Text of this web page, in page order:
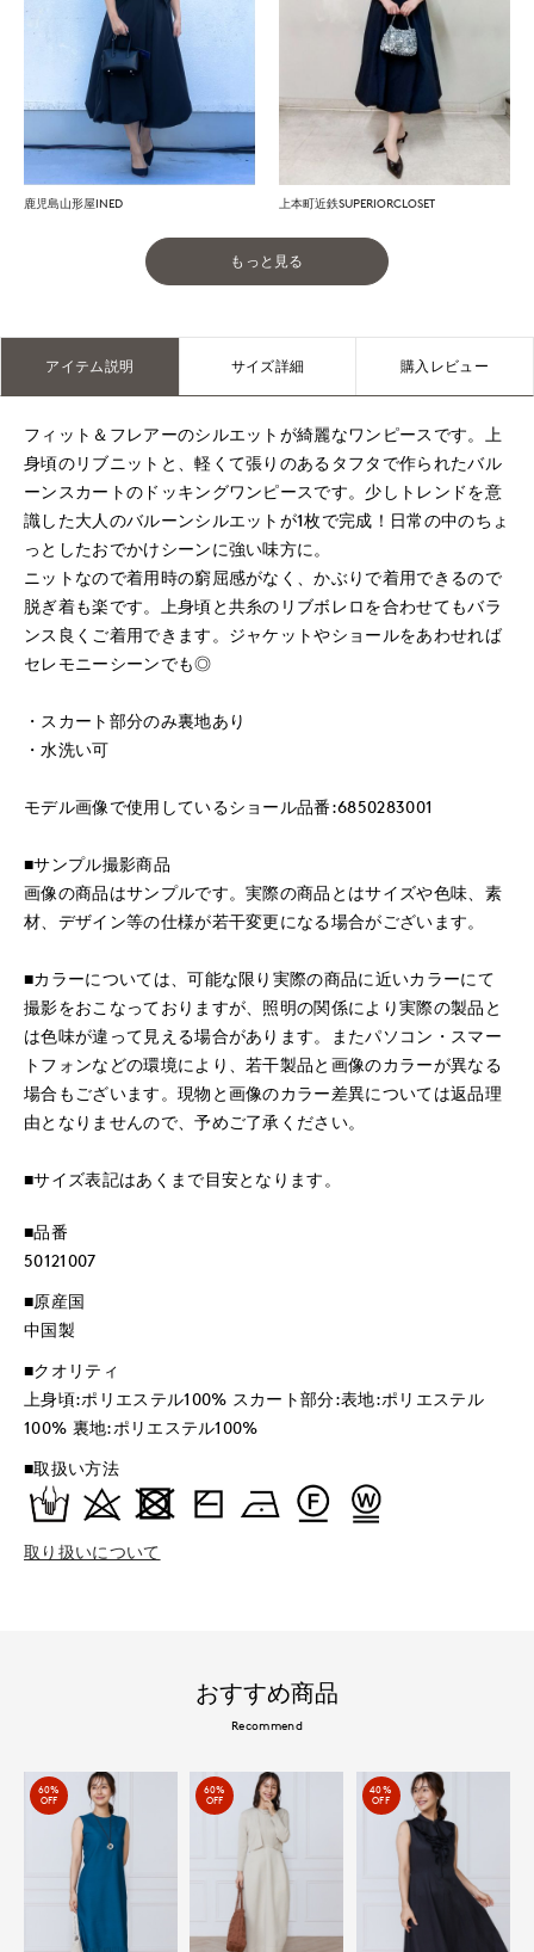
鹿児島山形屋INED 上本町近鉄SUPERIORCLOSET
もっと見る
アイテム説明 サイズ詳細 購入レビュー
フィット＆フレアーのシルエットが綺麗なワンピースです。上
身頃のリブニットと、軽くて張りのあるタフタで作られたバル
ーンスカートのドッキングワンピースです。少しトレンドを意
識した大人のバルーンシルエットが1枚で完成！日常の中のちょ
っとしたおでかけシーンに強い味方に。
ニットなので着用時の窮屈感がなく、かぶりで着用できるので
脱ぎ着も楽です。上身頃と共糸のリブボレロを合わせてもバラ
ンス良くご着用できます。ジャケットやショールをあわせれば
セレモニーシーンでも◎
・スカート部分のみ裏地あり
・水洗い可
モデル画像で使用しているショール品番:6850283001
■サンプル撮影商品
画像の商品はサンプルです。実際の商品とはサイズや色味、素
材、デザイン等の仕様が若干変更になる場合がございます。
■カラーについては、可能な限り実際の商品に近いカラーにて
撮影をおこなっておりますが、照明の関係により実際の製品と
は色味が違って見える場合があります。またパソコン・スマー
トフォンなどの環境により、若干製品と画像のカラーが異なる
場合もございます。現物と画像のカラー差異については返品理
由となりませんので、予めご了承ください。
■サイズ表記はあくまで目安となります。
■品番
50121007
■原産国
中国製
■クオリティ
上身頃:ポリエステル100% スカート部分:表地:ポリエステル
100% 裏地:ポリエステル100%
■取扱い方法
取り扱いについて
おすすめ商品
Recommend
60%
OFF
60%
OFF
40%
OFF